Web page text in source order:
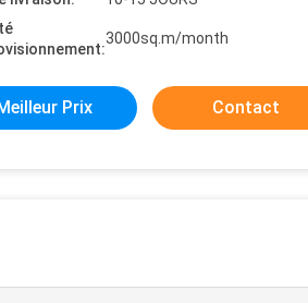
3000sq.m/month
Prix Contact